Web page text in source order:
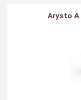
Arysto A